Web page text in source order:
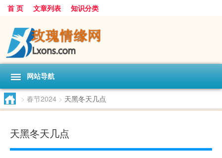
首 页 文章列表 知识分类
网站导航
> 春节2024 > 天黑冬天几点
天黑冬天几点